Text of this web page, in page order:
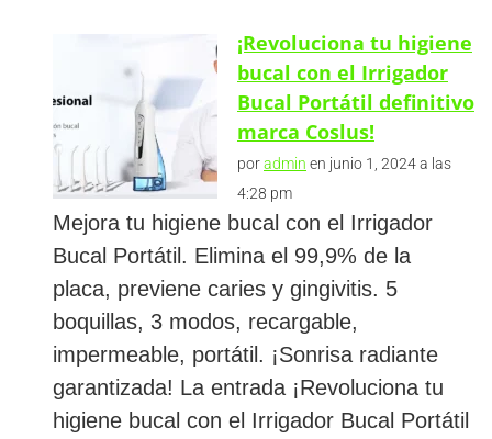
¡Revoluciona tu higiene
bucal con el Irrigador
Bucal Portátil definitivo
marca Coslus!
poradmin en junio 1, 2024 a las
4:28 pm
Mejora tu higiene bucal con el Irrigador
Bucal Portátil. Elimina el 99,9% de la
placa, previene caries y gingivitis. 5
boquillas, 3 modos, recargable,
impermeable, portátil. ¡Sonrisa radiante
garantizada! La entrada ¡Revoluciona tu
higiene bucal con el Irrigador Bucal Portátil